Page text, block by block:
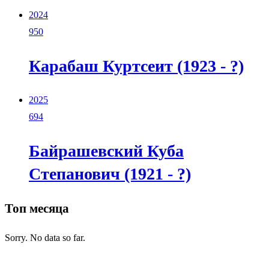
2024
950
Карабаш Куртсеит (1923 - ?)
2025
694
Байрашевский Куба
Степанович (1921 - ?)
Топ месяца
Sorry. No data so far.